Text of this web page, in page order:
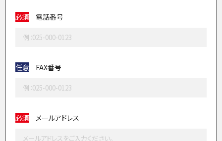
必須 電話番号
任意 FAX番号
必須 メールアドレス